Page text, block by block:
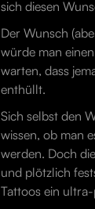
sich diesen
Der Wunsch
würde man
warten, dass
enthüllt.
Sich selbst den
wissen, ob man
werden. Doch
und plötzlich
Tattoos ein